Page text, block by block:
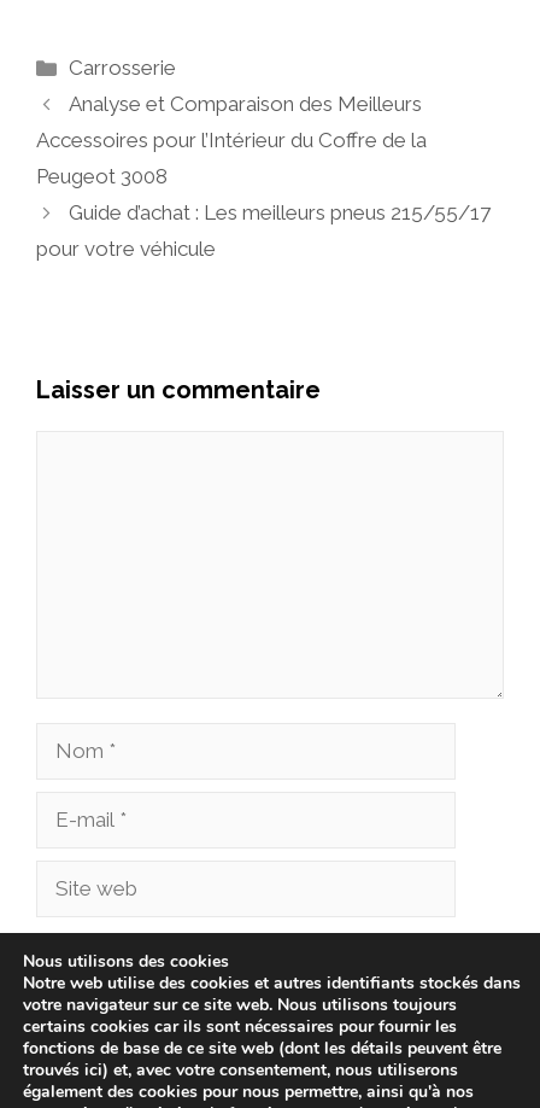
Catégories
Carrosserie
Analyse et Comparaison des Meilleurs
Accessoires pour l’Intérieur du Coffre de la
Peugeot 3008
Guide d’achat : Les meilleurs pneus 215/55/17
pour votre véhicule
Laisser un commentaire
Nom
Site
Enregistrer mon nom, mon e-mail et mon site
dans le navigateur pour mon prochain
commentaire.
Nous utilisons des cookies
Notre web utilise des cookies et autres identifiants stockés dans
votre navigateur sur ce site web. Nous utilisons toujours
certains cookies car ils sont nécessaires pour fournir les
fonctions de base de ce site web (dont les détails peuvent être
trouvés ici) et, avec votre consentement, nous utiliserons
également des cookies pour nous permettre, ainsi qu'à nos